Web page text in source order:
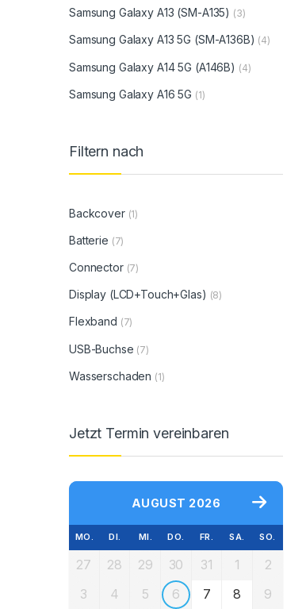
Samsung Galaxy A13 (SM-A135) (3)
Samsung Galaxy A13 5G (SM-A136B) (4)
Samsung Galaxy A14 5G (A146B) (4)
Samsung Galaxy A16 5G (1)
Filtern nach
Backcover (1)
Batterie (7)
Connector (7)
Display (LCD+Touch+Glas) (8)
Flexband (7)
USB-Buchse (7)
Wasserschaden (1)
Jetzt Termin vereinbaren
AUGUST 2026
MO. DI. MI. DO. FR. SA. SO.
27 28 29 30 31 1
2
3
4 5 6 7 8
9